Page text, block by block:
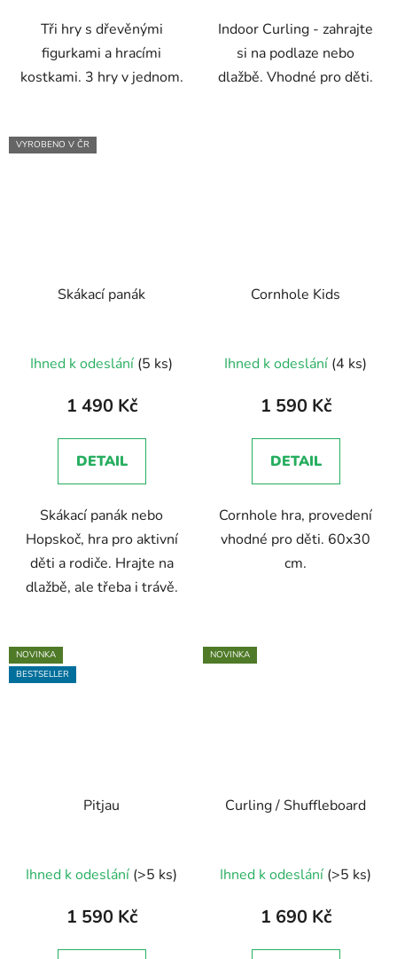
hvězdiček.
Tři hry s dřevěnými
figurkami a hracími
kostkami. 3 hry v jednom.
Indoor Curling - zahrajte
si na podlaze nebo
dlažbě. Vhodné pro děti.
VYROBENO V ČR
Skákací panák
hodnocení
produktu
5,0
z
hvězdiček.
Ihned k odeslání (5 ks)
1 490 Kč
DETAIL
Skákací panák nebo
Hopskoč, hra pro aktivní
děti a rodiče. Hrajte na
dlažbě, ale třeba i trávě.
Cornhole Kids
hodnocení
produktu
5,0
z
hvězdiček.
Ihned k odeslání (4 ks)
1 590 Kč
DETAIL
Cornhole hra, provedení
vhodné pro děti. 60x30
cm.
NOVINKA
BESTSELLER
Pitjau
Ihned k odeslání (>5 ks)
1 590 Kč
NOVINKA
Curling / Shuffleboard
hodnocení
produktu
Ihned k odeslání (>5 ks)
1 690 Kč